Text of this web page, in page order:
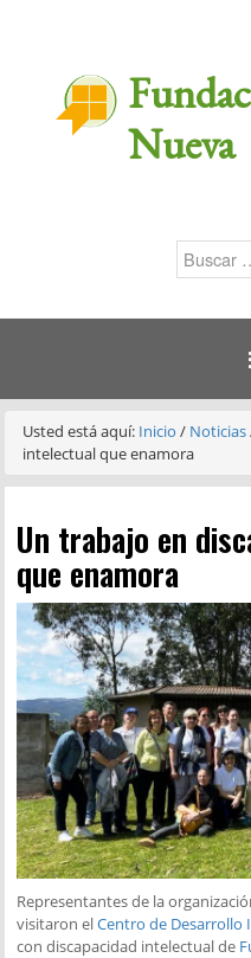
Nueva
Usted está aquí: Inicio/ Noticias
intelectual que enamora
Un trabajo en
que enamora
Representantes de la
visitaron elCentro de Desarrollo
con discapacidad intelectual de